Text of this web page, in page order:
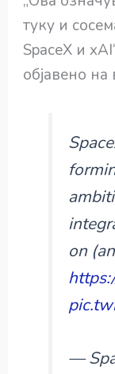
туку и
SpaceX и
објавено на
on
—